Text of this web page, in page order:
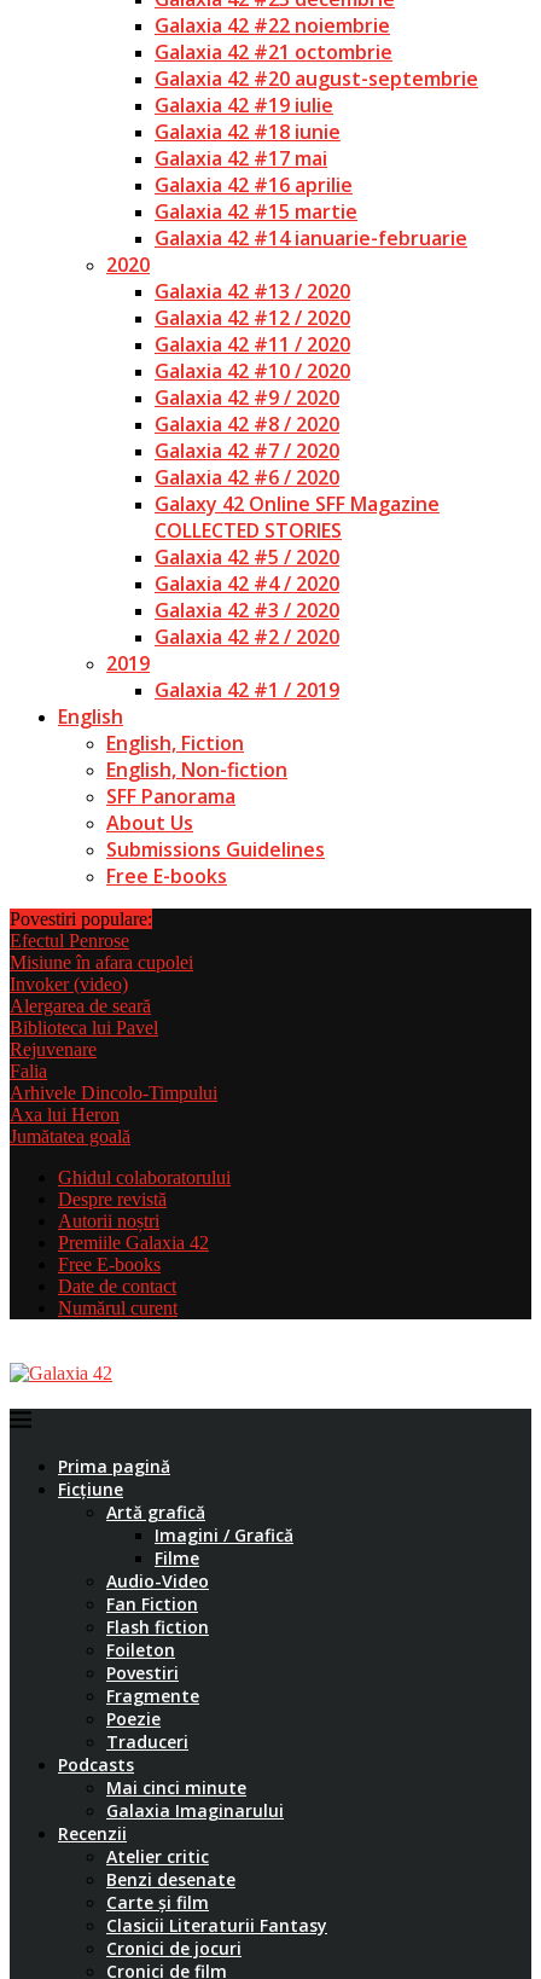
Galaxia 42 #22 noiembrie
Galaxia 42 #21 octombrie
Galaxia 42 #20 august-septembrie
Galaxia 42 #19 iulie
Galaxia 42 #18 iunie
Galaxia 42 #17 mai
Galaxia 42 #16 aprilie
Galaxia 42 #15 martie
Galaxia 42 #14 ianuarie-februarie
2020
Galaxia 42 #13 / 2020
Galaxia 42 #12 / 2020
Galaxia 42 #11 / 2020
Galaxia 42 #10 / 2020
Galaxia 42 #9 / 2020
Galaxia 42 #8 / 2020
Galaxia 42 #7 / 2020
Galaxia 42 #6 / 2020
Galaxy 42 Online SFF Magazine
COLLECTED STORIES
Galaxia 42 #5 / 2020
Galaxia 42 #4 / 2020
Galaxia 42 #3 / 2020
Galaxia 42 #2 / 2020
2019
Galaxia 42 #1 / 2019
English
English, Fiction
English, Non-fiction
SFF Panorama
About Us
Submissions Guidelines
Free E-books
Povestiri populare:
Efectul Penrose
Misiune în afara cupolei
Invoker (video)
Alergarea de seară
Biblioteca lui Pavel
Rejuvenare
Falia
Arhivele Dincolo-Timpului
Axa lui Heron
Jumătatea goală
Ghidul colaboratorului
Despre revistă
Autorii noștri
Premiile Galaxia 42
Free E-books
Date de contact
Numărul curent
Prima pagină
Ficțiune
Artă grafică
Imagini / Grafică
Filme
Audio-Video
Fan Fiction
Flash fiction
Foileton
Povestiri
Fragmente
Poezie
Traduceri
Podcasts
Mai cinci minute
Galaxia Imaginarului
Recenzii
Atelier critic
Benzi desenate
Carte și film
Clasicii Literaturii Fantasy
Cronici de jocuri
Cronici de film